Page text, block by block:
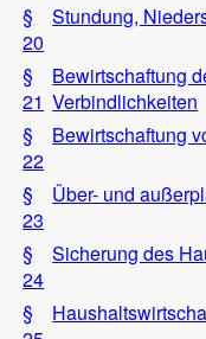
§
20
Stundung,
§
21
Bewirtschaftung
Verbindlichkeiten
§
22
Bewirtschaftung
§
23
Über- und
§
24
Sicherung des
§